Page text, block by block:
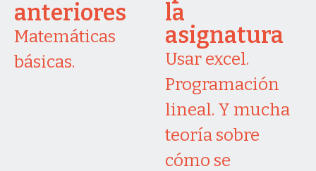
anteriores
Matemáticas
básicas.
la
asignatura
Usar excel.
Programación
lineal. Y mucha
teoría sobre
cómo se